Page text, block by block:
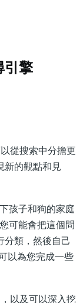
引擎
從搜索中分擔更
新的觀點和見
孩子和狗的家庭
可能會把這個問
分類，然後自己
以為您完成一些
以及可以深入挖